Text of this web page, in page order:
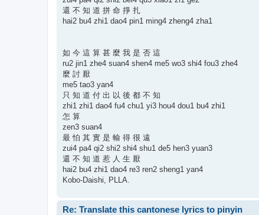
還 不 知 道 拼 命 掙 扎
hai2 bu4 zhi1 dao4 pin1 ming4 zheng4 zha1
如 今 這 算 甚 麼 我 是 否 這
ru2 jin1 zhe4 suan4 shen4 me5 wo3 shi4 fou3 zhe4
麼 討 厭
me5 tao3 yan4
只 知 道 付 出 以 後 都 不 知
zhi1 zhi1 dao4 fu4 chu1 yi3 hou4 dou1 bu4 zhi1
怎 算
zen3 suan4
最 怕 其 實 是 輸 得 很 遠
zui4 pa4 qi2 shi2 shi4 shu1 de5 hen3 yuan3
還 不 知 道 惹 人 生 厭
hai2 bu4 zhi1 dao4 re3 ren2 sheng1 yan4
Kobo-Daishi, PLLA.
Re: Translate this cantonese lyrics to pinyin